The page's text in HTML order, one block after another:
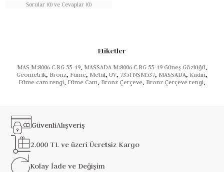
Sorular (0) ve Cevaplar (0)
Etiketler
MAS M:8006 C.RG 55-19, MASSADA M:8006 C.RG 55-19 Güneş Gözlüğü,
Geometrik, Bronz, Füme, Metal, UV, 735TNSM537, MASSADA, Kadın,
Füme cam rengi, Füme Cam, Bronz Çerçeve, Bronz Çerçeve rengi,
GüvenliAlışveriş
2.000 TL ve üzeriÜcretsiz Kargo
Kolay İade ve Değişim